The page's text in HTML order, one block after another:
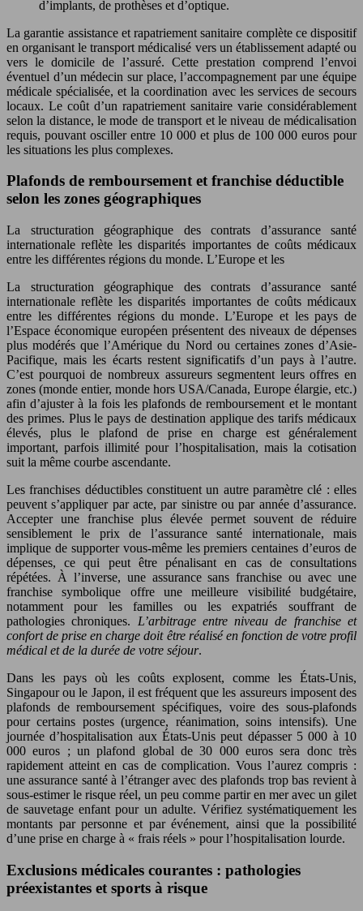
d’implants, de prothèses et d’optique.
La garantie assistance et rapatriement sanitaire complète ce dispositif
en organisant le transport médicalisé vers un établissement adapté ou
vers le domicile de l’assuré. Cette prestation comprend l’envoi
éventuel d’un médecin sur place, l’accompagnement par une équipe
médicale spécialisée, et la coordination avec les services de secours
locaux. Le coût d’un rapatriement sanitaire varie considérablement
selon la distance, le mode de transport et le niveau de médicalisation
requis, pouvant osciller entre 10 000 et plus de 100 000 euros pour
les situations les plus complexes.
Plafonds de remboursement et franchise déductible
selon les zones géographiques
La structuration géographique des contrats d’assurance santé
internationale reflète les disparités importantes de coûts médicaux
entre les différentes régions du monde. L’Europe et les
La structuration géographique des contrats d’assurance santé
internationale reflète les disparités importantes de coûts médicaux
entre les différentes régions du monde. L’Europe et les pays de
l’Espace économique européen présentent des niveaux de dépenses
plus modérés que l’Amérique du Nord ou certaines zones d’Asie-
Pacifique, mais les écarts restent significatifs d’un pays à l’autre.
C’est pourquoi de nombreux assureurs segmentent leurs offres en
zones (monde entier, monde hors USA/Canada, Europe élargie, etc.)
afin d’ajuster à la fois les plafonds de remboursement et le montant
des primes. Plus le pays de destination applique des tarifs médicaux
élevés, plus le plafond de prise en charge est généralement
important, parfois illimité pour l’hospitalisation, mais la cotisation
suit la même courbe ascendante.
Les franchises déductibles constituent un autre paramètre clé : elles
peuvent s’appliquer par acte, par sinistre ou par année d’assurance.
Accepter une franchise plus élevée permet souvent de réduire
sensiblement le prix de l’assurance santé internationale, mais
implique de supporter vous-même les premiers centaines d’euros de
dépenses, ce qui peut être pénalisant en cas de consultations
répétées. À l’inverse, une assurance sans franchise ou avec une
franchise symbolique offre une meilleure visibilité budgétaire,
notamment pour les familles ou les expatriés souffrant de
pathologies chroniques. L’arbitrage entre niveau de franchise et
confort de prise en charge doit être réalisé en fonction de votre profil
médical et de la durée de votre séjour.
Dans les pays où les coûts explosent, comme les États-Unis,
Singapour ou le Japon, il est fréquent que les assureurs imposent des
plafonds de remboursement spécifiques, voire des sous-plafonds
pour certains postes (urgence, réanimation, soins intensifs). Une
journée d’hospitalisation aux États-Unis peut dépasser 5 000 à 10
000 euros ; un plafond global de 30 000 euros sera donc très
rapidement atteint en cas de complication. Vous l’aurez compris :
une assurance santé à l’étranger avec des plafonds trop bas revient à
sous-estimer le risque réel, un peu comme partir en mer avec un gilet
de sauvetage enfant pour un adulte. Vérifiez systématiquement les
montants par personne et par événement, ainsi que la possibilité
d’une prise en charge à « frais réels » pour l’hospitalisation lourde.
Exclusions médicales courantes : pathologies
préexistantes et sports à risque